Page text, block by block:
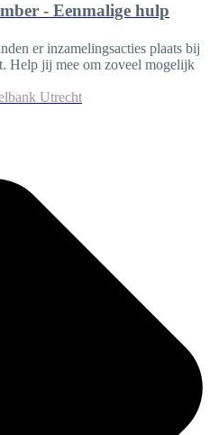
- Eenmalige hulp
er inzamelingsacties plaats bij
Help jij mee om zoveel mogelijk
Utrecht